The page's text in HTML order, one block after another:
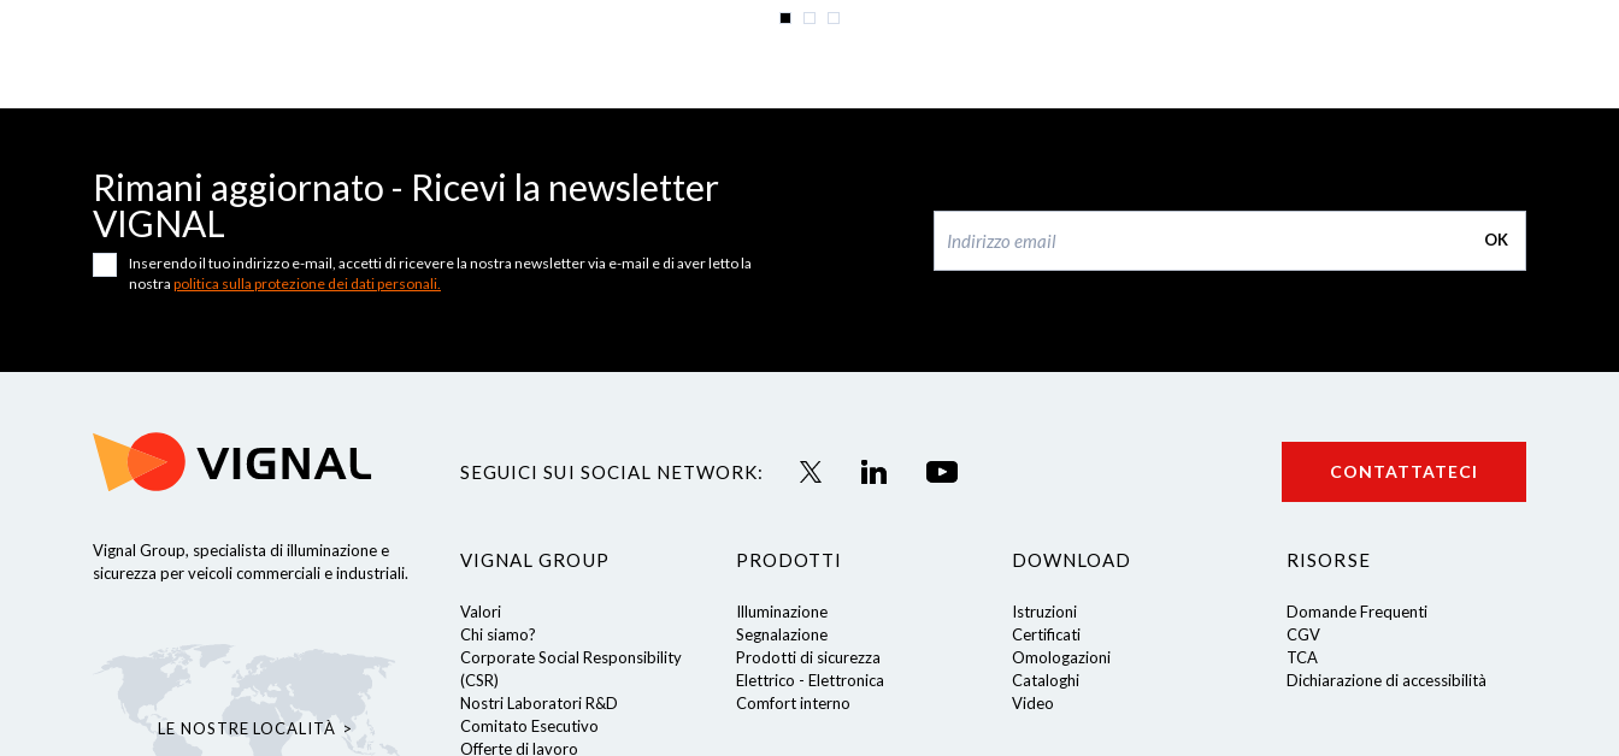
Rimani aggiornato - Ricevi la newsletter
VIGNAL
OK
Inserendo il tuo indirizzo e-mail, accetti di ricevere la nostra newsletter via e-mail e di aver letto la
nostra politica sulla protezione dei dati personali.
Vignal Group, specialista di illuminazione e
sicurezza per veicoli commerciali e industriali.
LE NOSTRE LOCALITÀ
SEGUICI SUI SOCIAL NETWORK: CONTATTATECI
VIGNAL GROUP
Valori
Chi siamo?
Corporate Social Responsibility
(CSR)
Nostri Laboratori R&D
Comitato Esecutivo
Offerte di lavoro
PRODOTTI
Illuminazione
Segnalazione
Prodotti di sicurezza
Elettrico - Elettronica
Comfort interno
DOWNLOAD
Istruzioni
Certificati
Omologazioni
Cataloghi
Video
RISORSE
Domande Frequenti
CGV
TCA
Dichiarazione di accessibilità
l'uso di TUTTI i cookie. Tuttavia,
dei cookie per